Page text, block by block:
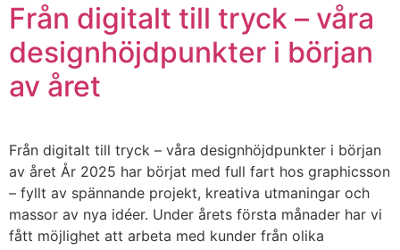
Från digitalt till tryck – våra
designhöjdpunkter i början
av året
Från digitalt till tryck – våra designhöjdpunkter i början
av året År 2025 har börjat med full fart hos graphicsson
– fyllt av spännande projekt, kreativa utmaningar och
massor av nya idéer. Under årets första månader har vi
fått möjlighet att arbeta med kunder från olika